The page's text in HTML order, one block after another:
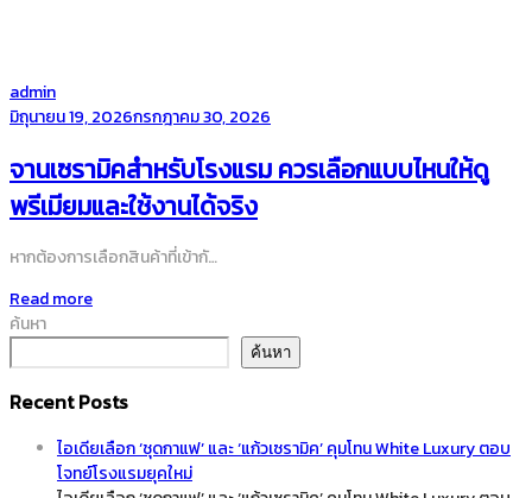
by
admin
Posted
มิถุนายน 19, 2026กรกฎาคม 30, 2026
จานเซรามิคสำหรับโรงแรม ควรเลือกแบบไหนให้ดู
พรีเมียมและใช้งานได้จริง
หากต้องการเลือกสินค้าที่เข้ากั…
Read more
ค้นหา
ค้นหา
Recent Posts
ไอเดียเลือก ‘ชุดกาแฟ’ และ ‘แก้วเซรามิค’ คุมโทน White Luxury ตอบ
โจทย์โรงแรมยุคใหม่